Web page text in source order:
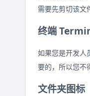
需要先剪切该文
终端
如果您是开发人
要的，所以您不
文件夹图标